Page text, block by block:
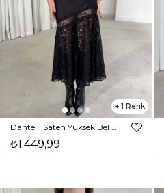
1
Dantelli Saten Yüksek Bel Dıanlı Siyah Kadın Etek 26K386
₺1.449,99